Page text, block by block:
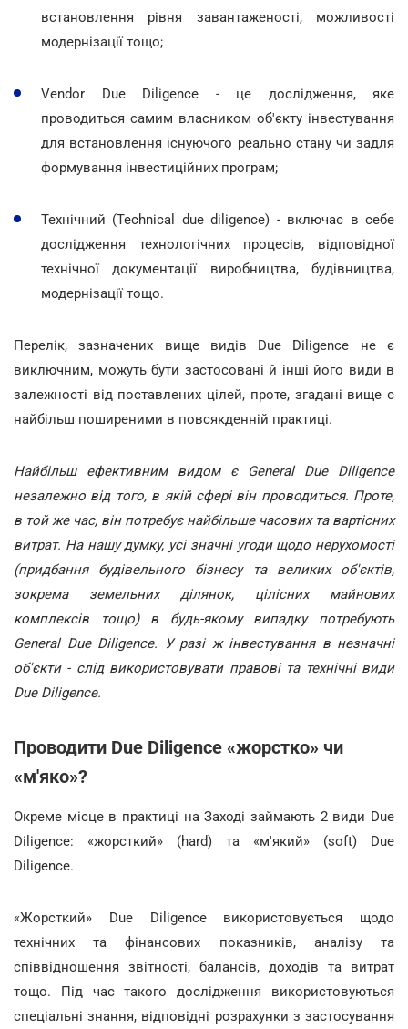
встановлення рівня завантаженості, можливості
модернізації тощо;
Vendor Due Diligence - це дослідження, яке
проводиться самим власником об'єкту інвестування
для встановлення існуючого реально стану чи задля
формування інвестиційних програм;
Технічний (Technical due diligence) - включає в себе
дослідження технологічних процесів, відповідної
технічної документації виробництва, будівництва,
модернізації тощо.
Перелік, зазначених вище видів Due Diligence не є
виключним, можуть бути застосовані й інші його види в
залежності від поставлених цілей, проте, згадані вище є
найбільш поширеними в повсякденній практиці.
Найбільш ефективним видом є General Due Diligence
незалежно від того, в якій сфері він проводиться. Проте,
в той же час, він потребує найбільше часових та вартісних
витрат. На нашу думку, усі значні угоди щодо нерухомості
(придбання будівельного бізнесу та великих об'єктів,
зокрема земельних ділянок, цілісних майнових
комплексів тощо) в будь-якому випадку потребують
General Due Diligence. У разі ж інвестування в незначні
об'єкти - слід використовувати правові та технічні види
Due Diligence.
Проводити Due Diligence «жорстко» чи
«м'яко»?
Окреме місце в практиці на Заході займають 2 види Due
Diligence: «жорсткий» (hard) та «м'який» (soft) Due
Diligence.
«Жорсткий» Due Diligence використовується щодо
технічних та фінансових показників, аналізу та
співвідношення звітності, балансів, доходів та витрат
тощо. Під час такого дослідження використовуються
спеціальні знання, відповідні розрахунки з застосування